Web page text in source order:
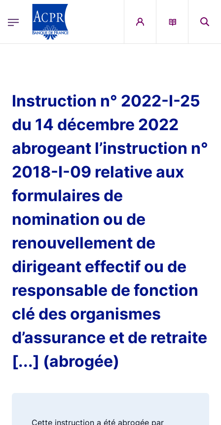
ACPR Menu Principal (French)
Instruction n° 2022-I-25
du 14 décembre 2022
abrogeant l’instruction n°
2018-I-09 relative aux
formulaires de
nomination ou de
renouvellement de
dirigeant effectif ou de
responsable de fonction
clé des organismes
d’assurance et de retraite
[...] (abrogée)
Cette instruction a été abrogée par